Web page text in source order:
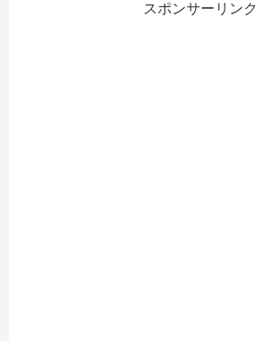
スポンサーリンク